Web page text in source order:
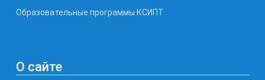
Образовательные программы КСИПТ
О сайте